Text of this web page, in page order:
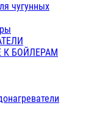
чугунных
БОЙЛЕРАМ